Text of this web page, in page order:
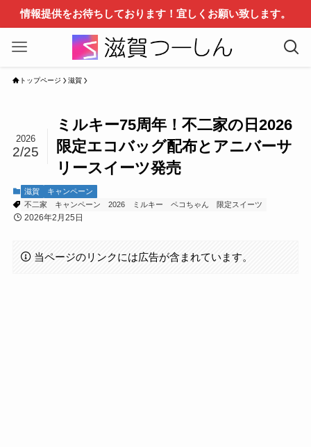
情報提供をお待ちしております！宜しくお願い致します。
トップページ 滋賀
ミルキー75周年！不二家の日2026
限定エコバッグ配布とアニバーサ
リースイーツ発売
2026
2/25
滋賀
キャンペーン
不二家
キャンペーン 2026 ミルキー ペコちゃん 限定スイーツ
2026年2月25日
当ページのリンクには広告が含まれています。